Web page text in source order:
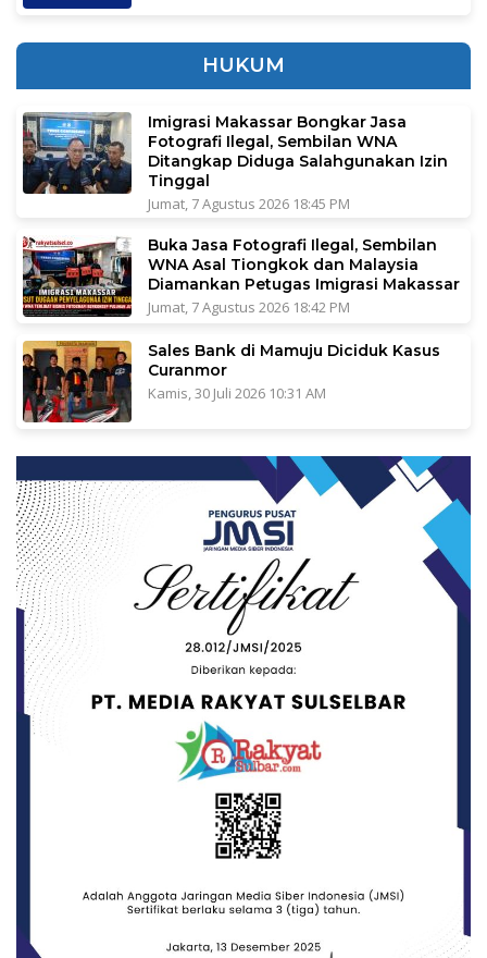
HUKUM
Imigrasi Makassar Bongkar Jasa
Fotografi Ilegal, Sembilan WNA
Ditangkap Diduga Salahgunakan Izin
Tinggal
Jumat, 7 Agustus 2026 18:45 PM
Buka Jasa Fotografi Ilegal, Sembilan
WNA Asal Tiongkok dan Malaysia
Diamankan Petugas Imigrasi Makassar
Jumat, 7 Agustus 2026 18:42 PM
Sales Bank di Mamuju Diciduk Kasus
Curanmor
Kamis, 30 Juli 2026 10:31 AM